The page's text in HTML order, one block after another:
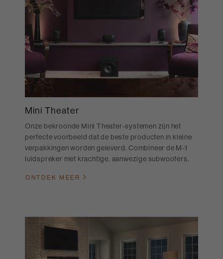
Mini Theater
Onze bekroonde Mini Theater-systemen zijn het
perfecte voorbeeld dat de beste producten in kleine
verpakkingen worden geleverd. Combineer de M-1
luidspreker met krachtige, aanwezige subwoofers.
ONTDEK MEER